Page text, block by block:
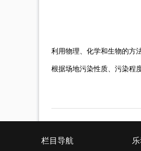
利用物理、化学和生物的方
根据场地污染性质、污染程
栏目导航